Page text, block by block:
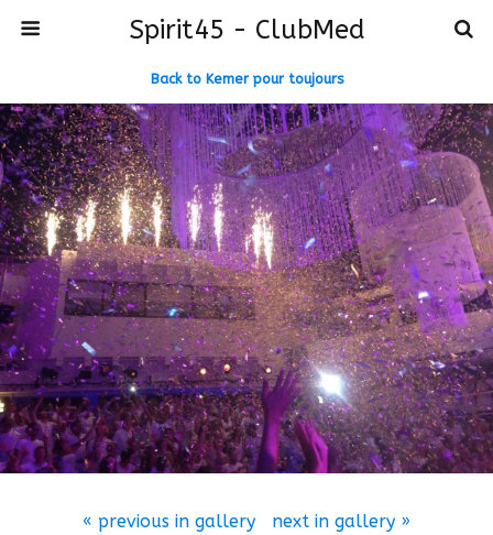
Spirit45 - ClubMed
Back to Kemer pour toujours
« previous in gallery next in gallery »